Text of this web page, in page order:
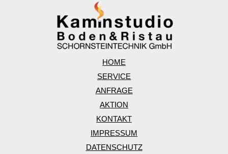
HOME
SERVICE
ANFRAGE
AKTION
KONTAKT
IMPRESSUM
DATENSCHUTZ